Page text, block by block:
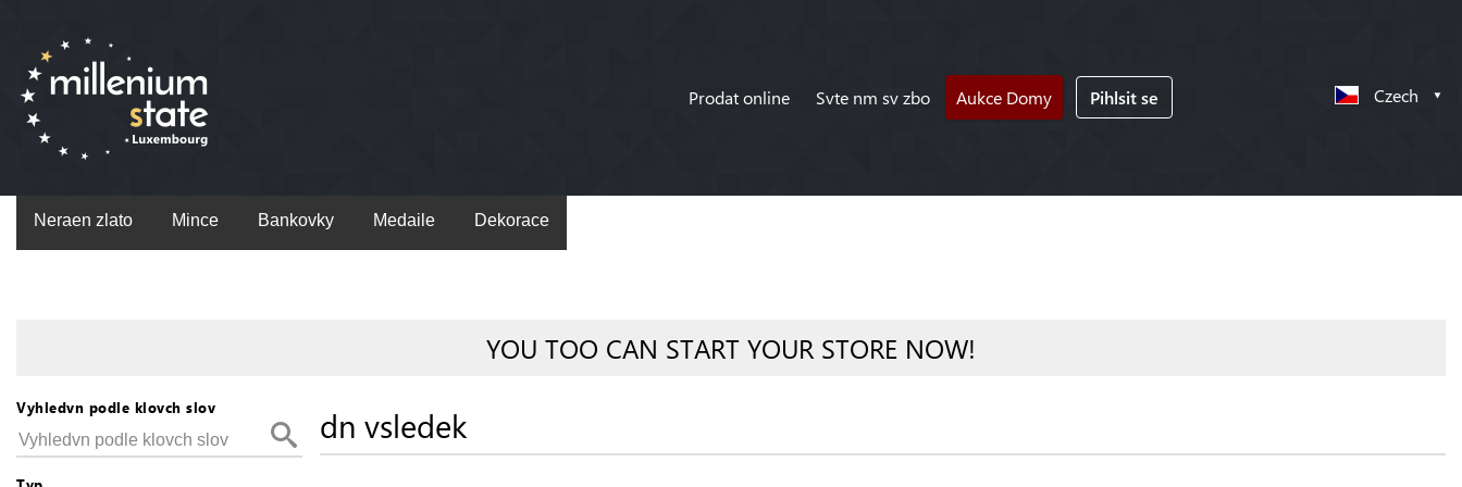
Prodat online Svte nm sv zbo Aukce Domy Pihlsit se Czech
Neraen zlato Mince Bankovky Medaile Dekorace
YOU TOO CAN START YOUR STORE NOW!
Vyhledvn podle klovch slov dn vsledek